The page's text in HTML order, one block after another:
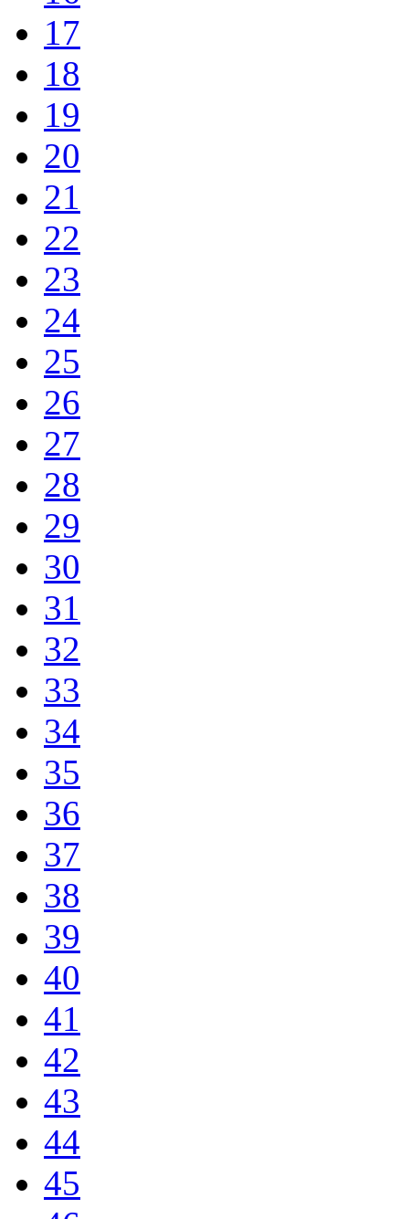
17
18
19
20
21
22
23
24
25
26
27
28
29
30
31
32
33
34
35
36
37
38
39
40
41
42
43
44
45